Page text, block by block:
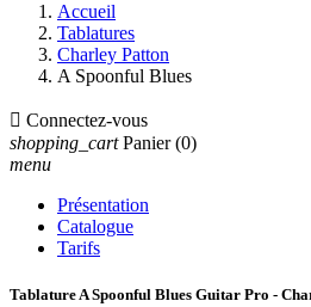
Accueil
Tablatures
Charley Patton
A Spoonful Blues
 Connectez-vous
shopping_cart Panier (0)
menu
Présentation
Catalogue
Tarifs
Tablature A Spoonful Blues Guitar Pro -